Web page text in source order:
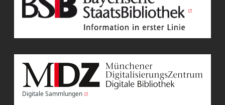
Digitale Sammlungen